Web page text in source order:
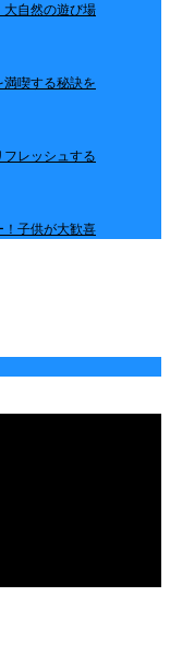
大自然の遊び場
喫する秘訣を
レッシュする
！子供が大歓喜